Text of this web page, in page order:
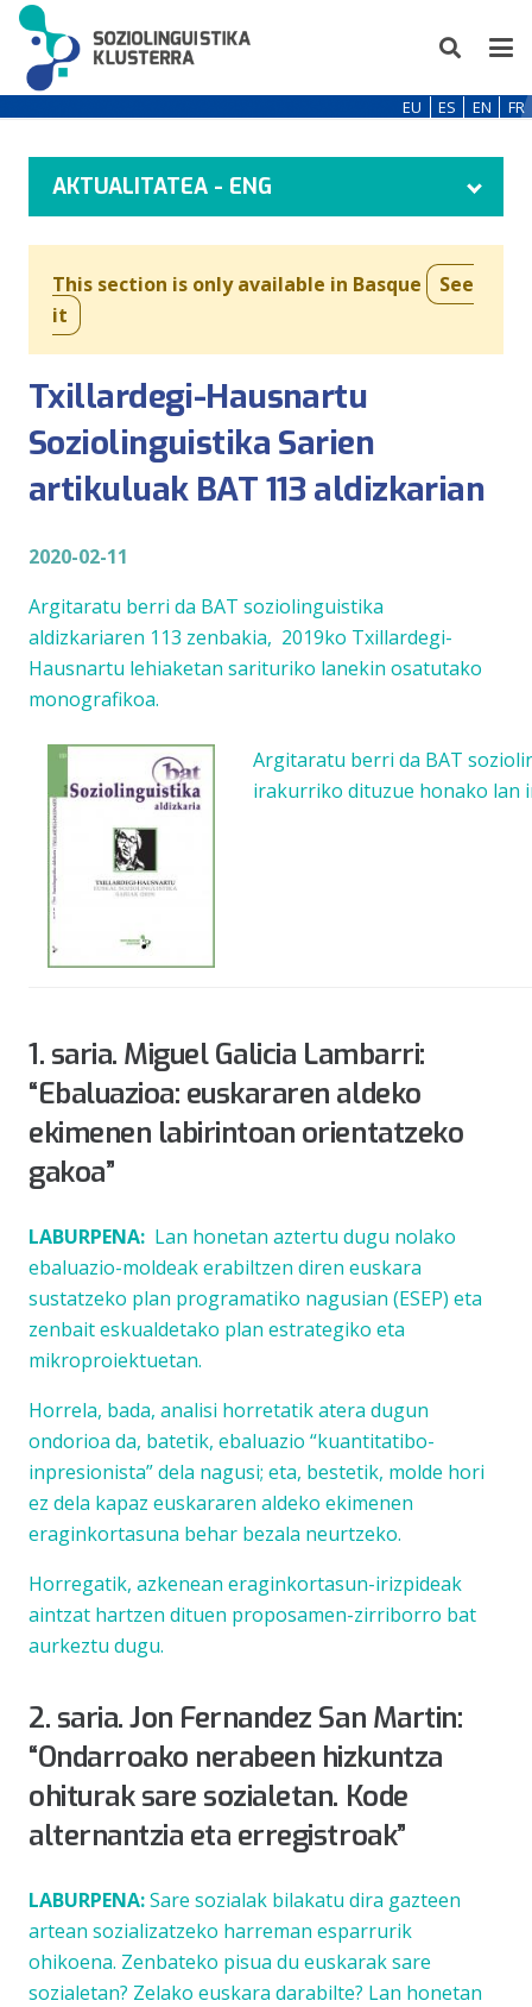
EU ES EN FR
AKTUALITATEA - ENG
This section is only available in Basque
See
it
Txillardegi-Hausnartu
Soziolinguistika Sarien
artikuluak BAT 113 aldizkarian
2020-02-11
Argitaratu berri da BAT soziolinguistika
aldizkariaren 113 zenbakia, 2019ko Txillardegi-
Hausnartu lehiaketan sarituriko lanekin osatutako
monografikoa.
Argitaratu berri da BAT
irakurriko dituzue honako lan
1. saria. Miguel Galicia Lambarri:
“Ebaluazioa: euskararen aldeko
ekimenen labirintoan orientatzeko
gakoa”
LABURPENA: Lan honetan aztertu dugu nolako
ebaluazio-moldeak erabiltzen diren euskara
sustatzeko plan programatiko nagusian (ESEP) eta
zenbait eskualdetako plan estrategiko eta
mikroproiektuetan.
Horrela, bada, analisi horretatik atera dugun
ondorioa da, batetik, ebaluazio “kuantitatibo-
inpresionista” dela nagusi; eta, bestetik, molde hori
ez dela kapaz euskararen aldeko ekimenen
eraginkortasuna behar bezala neurtzeko.
Horregatik, azkenean eraginkortasun-irizpideak
aintzat hartzen dituen proposamen-zirriborro bat
aurkeztu dugu.
2. saria. Jon Fernandez San Martin:
“Ondarroako nerabeen hizkuntza
ohiturak sare sozialetan. Kode
alternantzia eta erregistroak”
LABURPENA:Sare sozialak bilakatu dira gazteen
artean sozializatzeko harreman esparrurik
ohikoena. Zenbateko pisua du euskarak sare
sozialetan? Zelako euskara darabilte? Lan honetan